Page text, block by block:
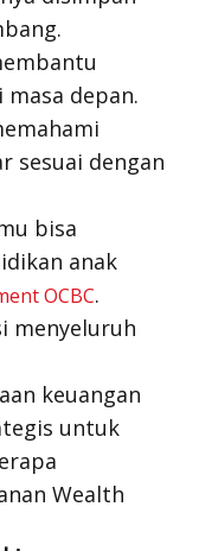
depan.
sesuai dengan
bisa
anak
OCBC.
menyeluruh
keuangan
untuk
Wealth